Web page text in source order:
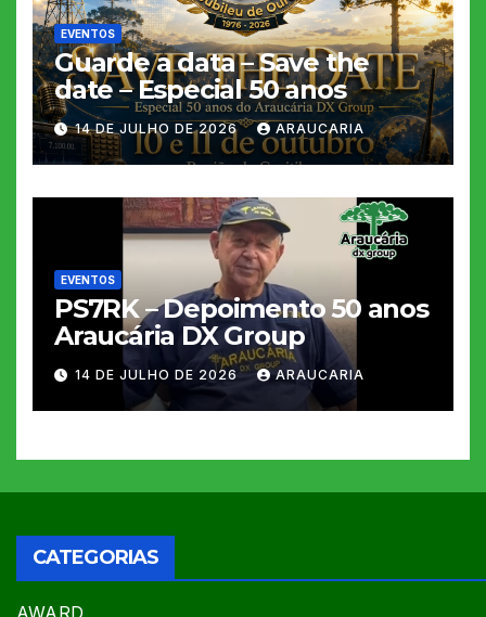
EVENTOS
Guarde a data – Save the
date – Especial 50 anos
14 DE JULHO DE 2026 ARAUCARIA
EVENTOS
PS7RK – Depoimento 50 anos
Araucária DX Group
14 DE JULHO DE 2026 ARAUCARIA
CATEGORIAS
AWARD